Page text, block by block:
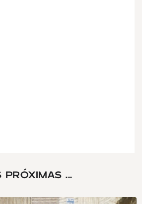
PRÓXIMAS ...